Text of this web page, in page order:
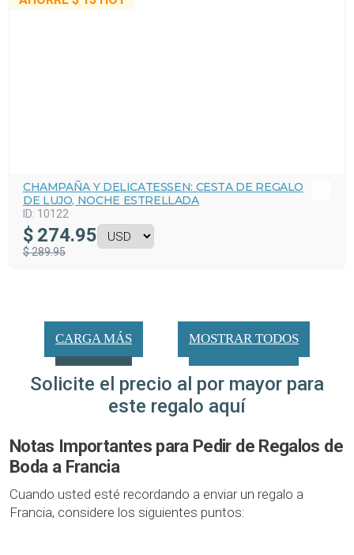
CHAMPAÑA Y DELICATESSEN: CESTA DE REGALO
DE LUJO, NOCHE ESTRELLADA
ID: 10122
$ 274.95
$ 289.95
CARGA MÁS MOSTRAR TODOS
Solicite el precio al por mayor para
este regalo aquí
Notas Importantes para Pedir de Regalos de
Boda a Francia
Cuando usted esté recordando a enviar un regalo a
Francia, considere los siguientes puntos: